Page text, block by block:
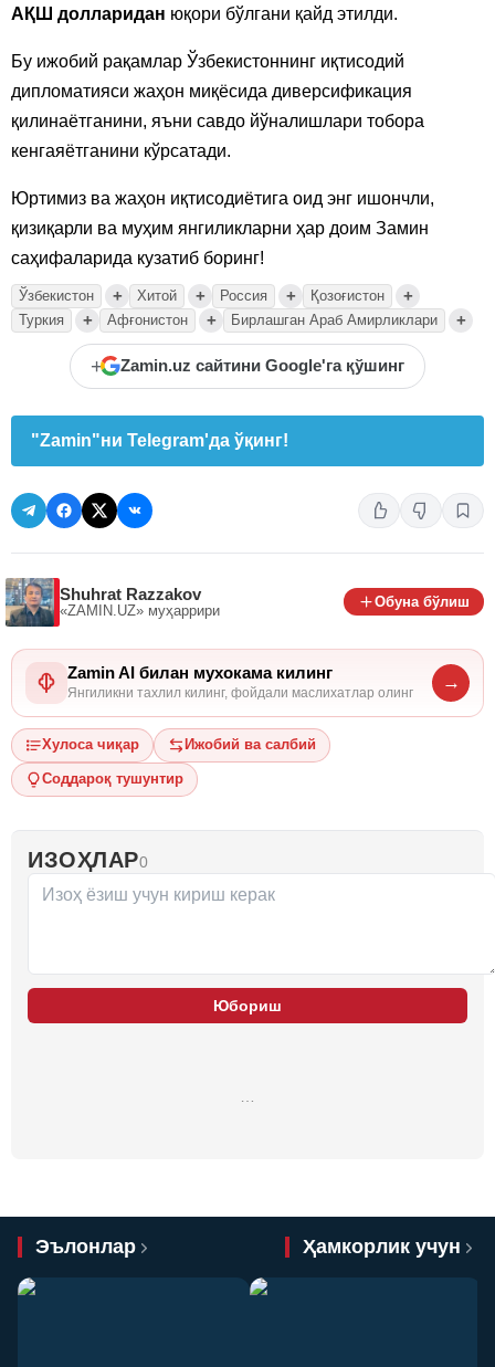
АҚШ долларидан юқори бўлгани қайд этилди.
Бу ижобий рақамлар Ўзбекистоннинг иқтисодий
дипломатияси жаҳон миқёсида диверсификация
қилинаётганини, яъни савдо йўналишлари тобора
кенгаяётганини кўрсатади.
Юртимиз ва жаҳон иқтисодиётига оид энг ишончли,
қизиқарли ва муҳим янгиликларни ҳар доим Замин
саҳифаларида кузатиб боринг!
Ўзбекистон + Хитой + Россия + Қозоғистон +
Туркия + Афғонистон + Бирлашган Араб Амирликлари +
+ Zamin.uz сайтини Google'га қўшинг
"Zamin"ни Telegram'да ўқинг!
Shuhrat Razzakov
«ZAMIN.UZ» муҳаррири
Обуна бўлиш
Zamin AI билан мухокама килинг
Янгиликни тахлил килинг, фойдали маслихатлар олинг
→
Хулоса чиқар Ижобий ва салбий
Соддароқ тушунтир
ИЗОҲЛАР0
Юбориш
Эълонлар Ҳамкорлик учун